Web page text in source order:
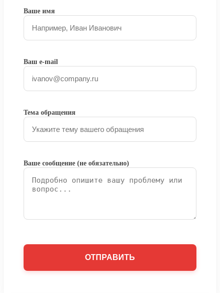
Ваше имя
Ваш e-mail
Тема обращения
Ваше сообщение (не обязательно)